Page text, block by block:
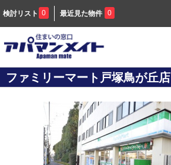
検討リスト 0 最近見た物件 0
ファミリーマート戸塚鳥が丘店